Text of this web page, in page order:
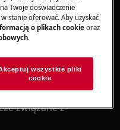
wykonujesz prace
związane z
Twoje doświadczenie
stanie oferować. Aby uzyskać
o plikach cookie oraz
.
wszystkie pliki
cookie